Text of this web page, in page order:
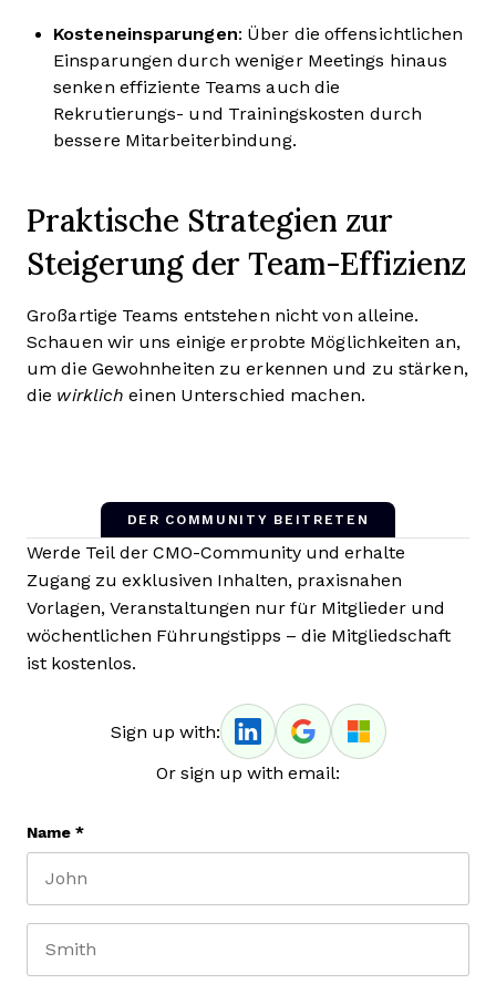
Kosteneinsparungen: Über die offensichtlichen
Einsparungen durch weniger Meetings hinaus
senken effiziente Teams auch die
Rekrutierungs- und Trainingskosten durch
bessere Mitarbeiterbindung.
Praktische Strategien zur
Steigerung der Team-Effizienz
Großartige Teams entstehen nicht von alleine.
Schauen wir uns einige erprobte Möglichkeiten an,
um die Gewohnheiten zu erkennen und zu stärken,
die wirklich einen Unterschied machen.
DER COMMUNITY BEITRETEN
Werde Teil der CMO-Community und erhalte
Zugang zu exklusiven Inhalten, praxisnahen
Vorlagen, Veranstaltungen nur für Mitglieder und
wöchentlichen Führungstipps – die Mitgliedschaft
ist kostenlos.
Sign up with:
Or sign up with email:
Name *